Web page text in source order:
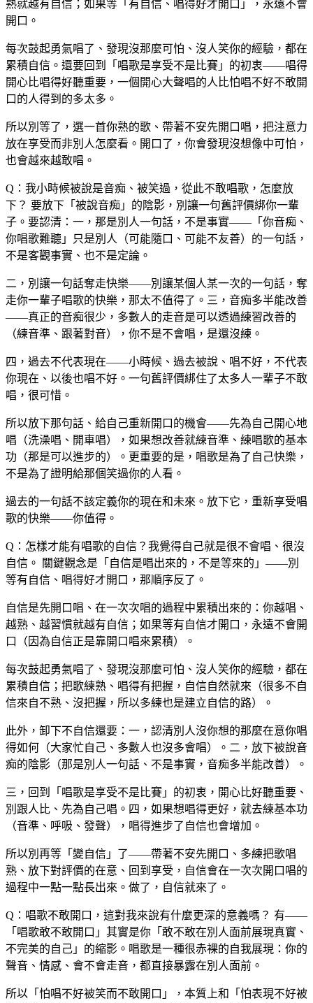
熟就越有自信；如果等「有自信、唱得好才開口」，永遠不會
開口。
每次鼓起勇氣唱了、發現沒那麼可怕、沒人笑你的經驗，都在
累積自信。還要回到「唱歌是享受不是比賽」的初衷——唱得
開心比唱得好聽重要，一個開心大聲唱的人比怕唱不好不敢開
口的人得到的多太多。
所以別等了，選一首你熟的歌、帶著不安先開口唱，把注意力
放在享受而非別人怎麼看。開口了，你會發現沒想像中可怕，
也會越來越敢唱。
Q：我小時候被說是音痴、被笑過，從此不敢唱歌，怎麼放
下？ 要放下「被說音痴」的陰影，別讓一句舊評價綁你一輩
子。要認清：一，那是別人一句話，不是事實——「你音痴、
你唱歌難聽」只是別人（可能隨口、可能不友善）的一句話，
不是客觀事實、也不是定論。
二，別讓一句話奪走快樂——別讓某個人某一次的一句話，奪
走你一輩子唱歌的快樂，那太不值得了。三，音痴多半能改善
——真正的音痴很少，多數人的走音是可以透過練習改善的
（練音準、跟著對音），你不是不會唱，是還沒練。
四，過去不代表現在——小時候、過去被說、唱不好，不代表
你現在、以後也唱不好。一句舊評價綁住了太多人一輩子不敢
唱，很可惜。
所以放下那句話、給自己重新開口的機會——先為自己開心地
唱（洗澡唱、開車唱），如果想改善就練音準、練唱歌的基本
功（那是可以進步的）。更重要的是，唱歌是為了自己快樂，
不是為了證明給那個笑過你的人看。
過去的一句話不該定義你的現在和未來。放下它，重新享受唱
歌的快樂——你值得。
Q：怎樣才能有唱歌的自信？我覺得自己就是很不會唱、很沒
自信。
關鍵觀念是「自信是唱出來的，不是等來的」——別
等有自信、唱得好才開口，那順序反了。
自信是先開口唱、在一次次唱的過程中累積出來的：你越唱、
越熟、越習慣就越有自信；如果等有自信才開口，永遠不會開
口（因為自信正是靠開口唱來累積）。
每次鼓起勇氣唱了、發現沒那麼可怕、沒人笑你的經驗，都在
累積自信；把歌練熟、唱得有把握，自信自然就來（很多不自
信來自不熟、沒把握，所以多練也是建立自信的路）。
此外，卸下不自信還要：一，認清別人沒你想的那麼在意你唱
得如何（大家忙自己、多數人也沒多會唱）。二，放下被說音
痴的陰影（那是別人一句話、不是事實，音痴多半能改善）。
三，回到「唱歌是享受不是比賽」的初衷，開心比好聽重要、
別跟人比、先為自己唱。四，如果想唱得更好，就去練基本功
（音準、呼吸、發聲），唱得進步了自信也會增加。
所以別再等「變自信」了——帶著不安先開口、多練把歌唱
熟、放下對評價的在意、回到享受，自信會在一次次開口唱的
過程中一點一點長出來。做了，自信就來了。
Q：唱歌不敢開口，這對我來說有什麼更深的意義嗎？ 有——
「唱歌敢不敢開口」其實是你「敢不敢在別人面前展現真實、
不完美的自己」的縮影。唱歌是一種很赤裸的自我展現：你的
聲音、情感、會不會走音，都直接暴露在別人面前。
所以「怕唱不好被笑而不敢開口」，本質上和「怕表現不好被